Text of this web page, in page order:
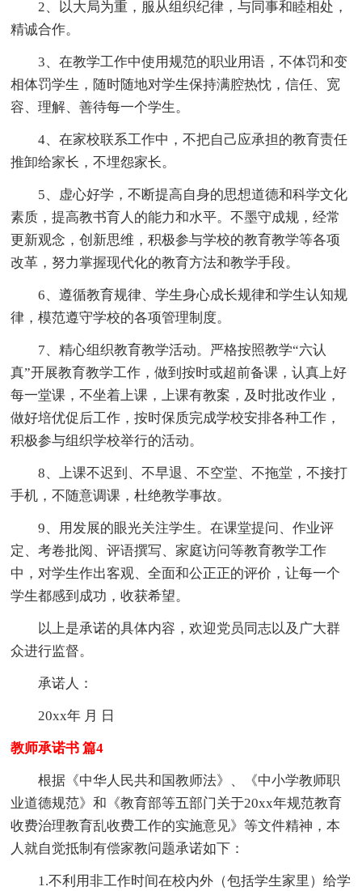
2、以大局为重，服从组织纪律，与同事和睦相处，
精诚合作。
3、在教学工作中使用规范的职业用语，不体罚和变
相体罚学生，随时随地对学生保持满腔热忱，信任、宽
容、理解、善待每一个学生。
4、在家校联系工作中，不把自己应承担的教育责任
推卸给家长，不埋怨家长。
5、虚心好学，不断提高自身的思想道德和科学文化
素质，提高教书育人的能力和水平。不墨守成规，经常
更新观念，创新思维，积极参与学校的教育教学等各项
改革，努力掌握现代化的教育方法和教学手段。
6、遵循教育规律、学生身心成长规律和学生认知规
律，模范遵守学校的各项管理制度。
7、精心组织教育教学活动。严格按照教学“六认
真”开展教育教学工作，做到按时或超前备课，认真上好
每一堂课，不坐着上课，上课有教案，及时批改作业，
做好培优促后工作，按时保质完成学校安排各种工作，
积极参与组织学校举行的活动。
8、上课不迟到、不早退、不空堂、不拖堂，不接打
手机，不随意调课，杜绝教学事故。
9、用发展的眼光关注学生。在课堂提问、作业评
定、考卷批阅、评语撰写、家庭访问等教育教学工作
中，对学生作出客观、全面和公正正的评价，让每一个
学生都感到成功，收获希望。
以上是承诺的具体内容，欢迎党员同志以及广大群
众进行监督。
承诺人：
20xx年 月 日
教师承诺书 篇4
根据《中华人民共和国教师法》、《中小学教师职
业道德规范》和《教育部等五部门关于20xx年规范教育
收费治理教育乱收费工作的实施意见》等文件精神，本
人就自觉抵制有偿家教问题承诺如下：
1.不利用非工作时间在校内外（包括学生家里）给学